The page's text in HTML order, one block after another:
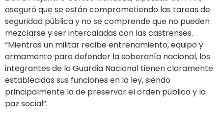
aseguró que se están comprometiendo las tareas de
seguridad pública y no se comprende que no pueden
mezclarse y ser intercaladas con las castrenses.
“Mientras un militar recibe entrenamiento, equipo y
armamento para defender la soberanía nacional, los
integrantes de la Guardia Nacional tienen claramente
establecidas sus funciones en la ley, siendo
principalmente la de preservar el orden público y la
paz social”.